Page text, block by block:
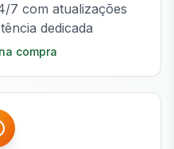
7 com atualizações
dedicada
compra